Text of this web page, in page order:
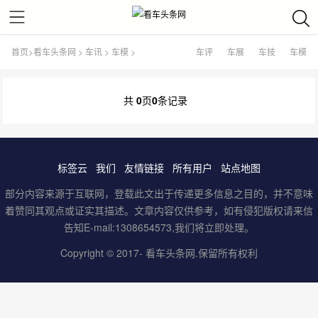
首页>看车头条网 >车讯 >车模 > 车评 车展 车技 车模
共 0页0条记录
标签云 我们 友情链接 所有用户
站点地图
部分内容来源于互联网，登载此文出于传递更多信息之目的，并不意味
着赞同其观点或证实其描述。文章内容仅供参考，如有侵犯版权请来信
告知E-mail:1308654573,我们将立即处理。
Copyright © 2017- 看车头条网.保留所有权利